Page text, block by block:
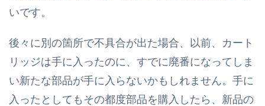
いです。
後々に別の箇所で不具合が出た場合、以前、カート
リッジは手に入ったのに、すでに廃番になってしま
い新たな部品が手に入らないかもしれません。手に
入ったとしてもその都度部品を購入したら、新品の